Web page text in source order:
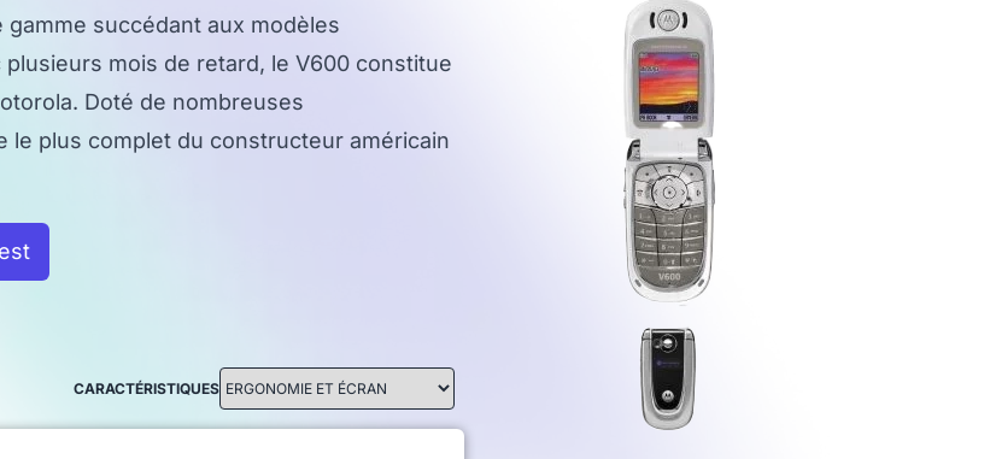
succédant aux modèles
mois de retard, le V600 constitue
Doté de nombreuses
plus complet du constructeur américain
CARACTÉRISTIQUES